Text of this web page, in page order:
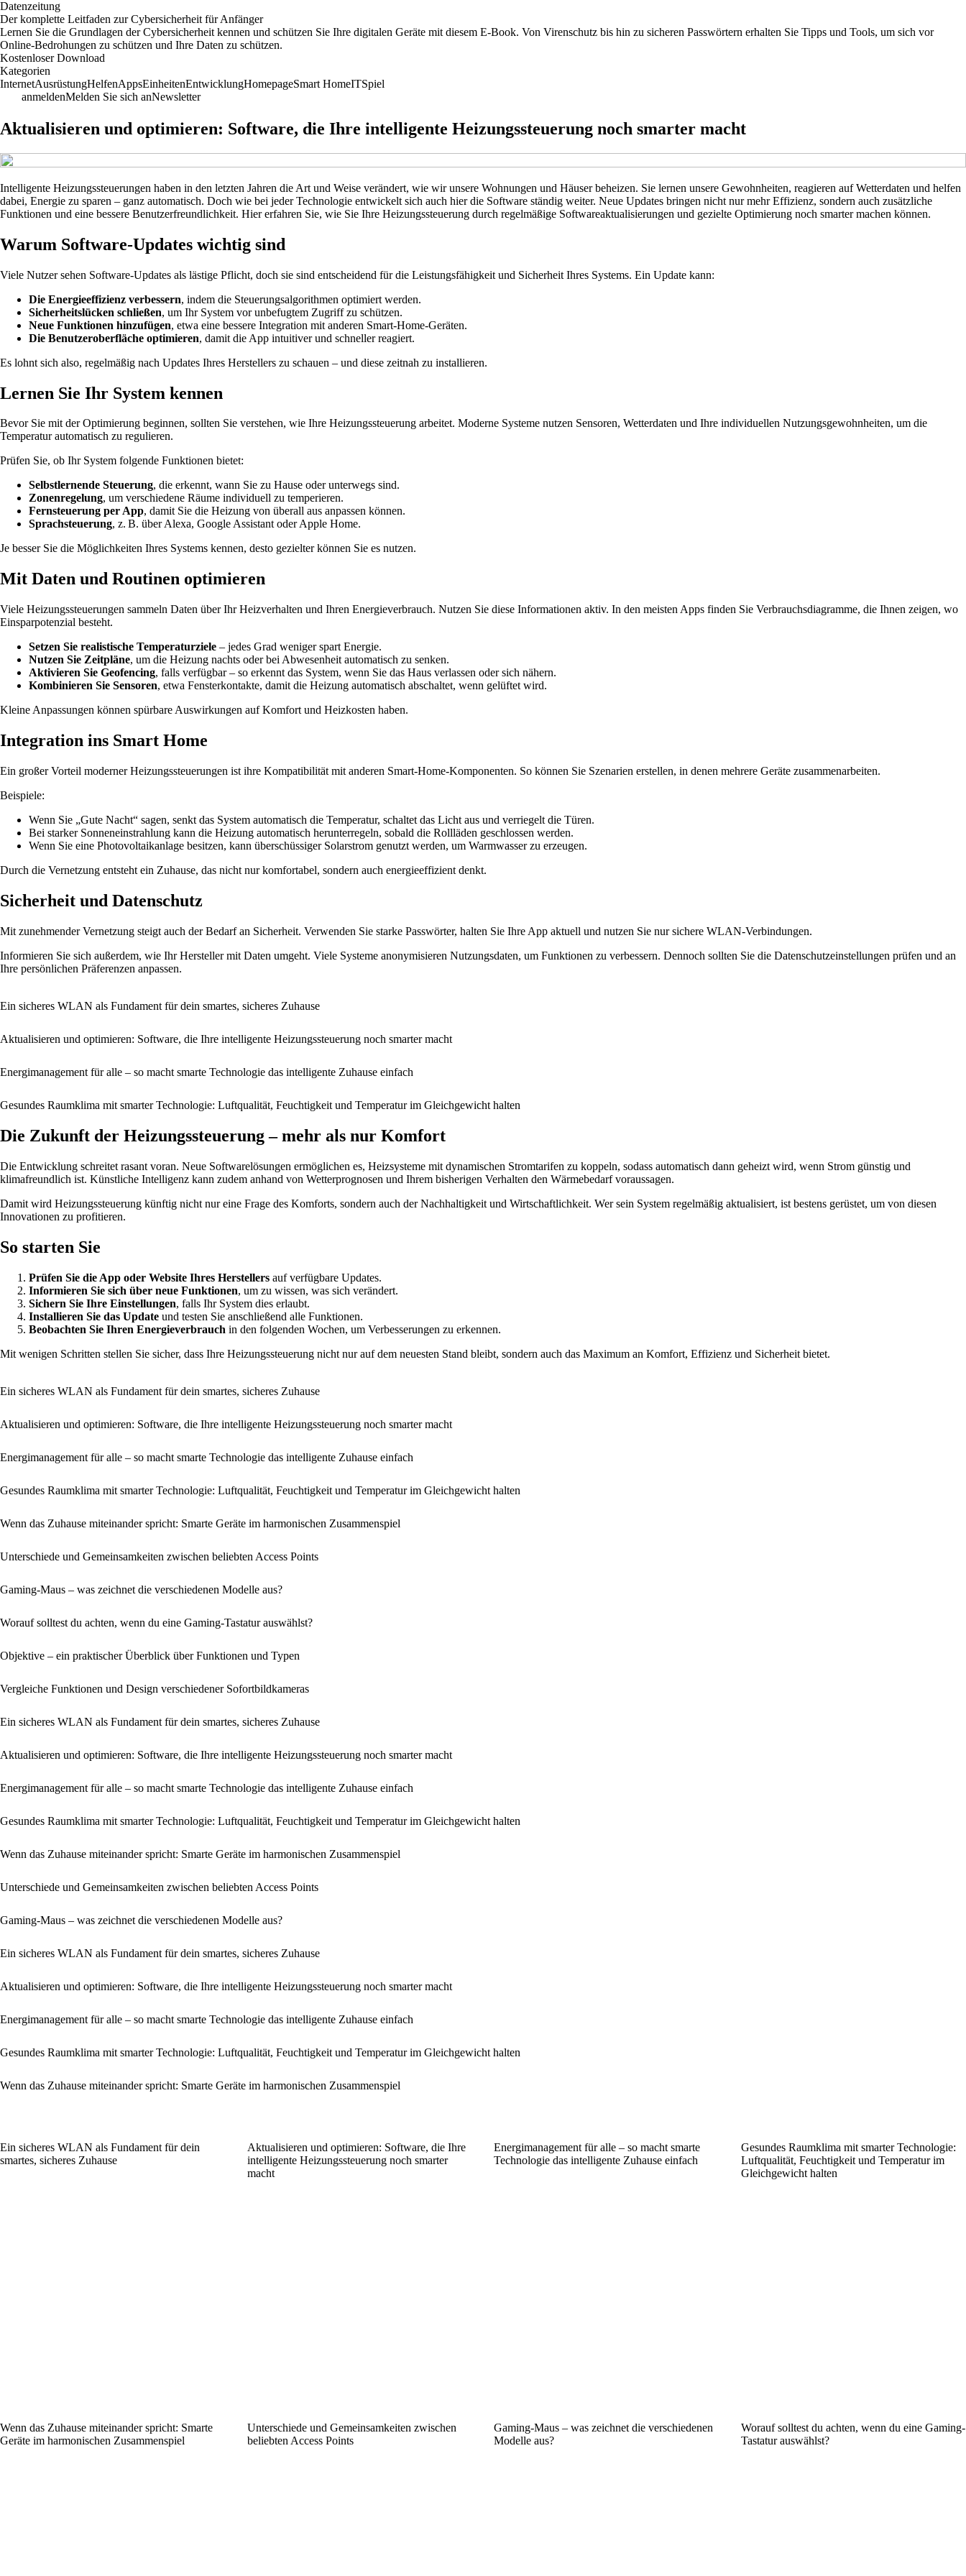
Datenzeitung
Der komplette Leitfaden zur Cybersicherheit für Anfänger
Lernen Sie die Grundlagen der Cybersicherheit kennen und schützen Sie Ihre digitalen Geräte mit diesem E-Book. Von Virenschutz bis hin zu sicheren Passwörtern erhalten Sie Tipps und Tools, um sich vor
Online-Bedrohungen zu schützen und Ihre Daten zu schützen.
Kostenloser Download
Kategorien
InternetAusrüstungHelfenAppsEinheitenEntwicklungHomepageSmart HomeITSpiel
anmeldenMelden Sie sich anNewsletter
Aktualisieren und optimieren: Software, die Ihre intelligente Heizungssteuerung noch smarter macht
Intelligente Heizungssteuerungen haben in den letzten Jahren die Art und Weise verändert, wie wir unsere Wohnungen und Häuser beheizen. Sie lernen unsere Gewohnheiten, reagieren auf Wetterdaten und helfen
dabei, Energie zu sparen – ganz automatisch. Doch wie bei jeder Technologie entwickelt sich auch hier die Software ständig weiter. Neue Updates bringen nicht nur mehr Effizienz, sondern auch zusätzliche
Funktionen und eine bessere Benutzerfreundlichkeit. Hier erfahren Sie, wie Sie Ihre Heizungssteuerung durch regelmäßige Softwareaktualisierungen und gezielte Optimierung noch smarter machen können.
Warum Software-Updates wichtig sind
Viele Nutzer sehen Software-Updates als lästige Pflicht, doch sie sind entscheidend für die Leistungsfähigkeit und Sicherheit Ihres Systems. Ein Update kann:
Die Energieeffizienz verbessern, indem die Steuerungsalgorithmen optimiert werden.
Sicherheitslücken schließen, um Ihr System vor unbefugtem Zugriff zu schützen.
Neue Funktionen hinzufügen, etwa eine bessere Integration mit anderen Smart-Home-Geräten.
Die Benutzeroberfläche optimieren, damit die App intuitiver und schneller reagiert.
Es lohnt sich also, regelmäßig nach Updates Ihres Herstellers zu schauen – und diese zeitnah zu installieren.
Lernen Sie Ihr System kennen
Bevor Sie mit der Optimierung beginnen, sollten Sie verstehen, wie Ihre Heizungssteuerung arbeitet. Moderne Systeme nutzen Sensoren, Wetterdaten und Ihre individuellen Nutzungsgewohnheiten, um die
Temperatur automatisch zu regulieren.
Prüfen Sie, ob Ihr System folgende Funktionen bietet:
Selbstlernende Steuerung, die erkennt, wann Sie zu Hause oder unterwegs sind.
Zonenregelung, um verschiedene Räume individuell zu temperieren.
Fernsteuerung per App, damit Sie die Heizung von überall aus anpassen können.
Sprachsteuerung, z. B. über Alexa, Google Assistant oder Apple Home.
Je besser Sie die Möglichkeiten Ihres Systems kennen, desto gezielter können Sie es nutzen.
Mit Daten und Routinen optimieren
Viele Heizungssteuerungen sammeln Daten über Ihr Heizverhalten und Ihren Energieverbrauch. Nutzen Sie diese Informationen aktiv. In den meisten Apps finden Sie Verbrauchsdiagramme, die Ihnen zeigen, wo
Einsparpotenzial besteht.
Setzen Sie realistische Temperaturziele – jedes Grad weniger spart Energie.
Nutzen Sie Zeitpläne, um die Heizung nachts oder bei Abwesenheit automatisch zu senken.
Aktivieren Sie Geofencing, falls verfügbar – so erkennt das System, wenn Sie das Haus verlassen oder sich nähern.
Kombinieren Sie Sensoren, etwa Fensterkontakte, damit die Heizung automatisch abschaltet, wenn gelüftet wird.
Kleine Anpassungen können spürbare Auswirkungen auf Komfort und Heizkosten haben.
Integration ins Smart Home
Ein großer Vorteil moderner Heizungssteuerungen ist ihre Kompatibilität mit anderen Smart-Home-Komponenten. So können Sie Szenarien erstellen, in denen mehrere Geräte zusammenarbeiten.
Beispiele:
Wenn Sie „Gute Nacht“ sagen, senkt das System automatisch die Temperatur, schaltet das Licht aus und verriegelt die Türen.
Bei starker Sonneneinstrahlung kann die Heizung automatisch herunterregeln, sobald die Rollläden geschlossen werden.
Wenn Sie eine Photovoltaikanlage besitzen, kann überschüssiger Solarstrom genutzt werden, um Warmwasser zu erzeugen.
Durch die Vernetzung entsteht ein Zuhause, das nicht nur komfortabel, sondern auch energieeffizient denkt.
Sicherheit und Datenschutz
Mit zunehmender Vernetzung steigt auch der Bedarf an Sicherheit. Verwenden Sie starke Passwörter, halten Sie Ihre App aktuell und nutzen Sie nur sichere WLAN-Verbindungen.
Informieren Sie sich außerdem, wie Ihr Hersteller mit Daten umgeht. Viele Systeme anonymisieren Nutzungsdaten, um Funktionen zu verbessern. Dennoch sollten Sie die Datenschutzeinstellungen prüfen und an
Ihre persönlichen Präferenzen anpassen.
Ein sicheres WLAN als Fundament für dein smartes, sicheres Zuhause
Aktualisieren und optimieren: Software, die Ihre intelligente Heizungssteuerung noch smarter macht
Energi­management für alle – so macht smarte Technologie das intelligente Zuhause einfach
Gesundes Raumklima mit smarter Technologie: Luftqualität, Feuchtigkeit und Temperatur im Gleichgewicht halten
Die Zukunft der Heizungssteuerung – mehr als nur Komfort
Die Entwicklung schreitet rasant voran. Neue Softwarelösungen ermöglichen es, Heizsysteme mit dynamischen Stromtarifen zu koppeln, sodass automatisch dann geheizt wird, wenn Strom günstig und
klimafreundlich ist. Künstliche Intelligenz kann zudem anhand von Wetterprognosen und Ihrem bisherigen Verhalten den Wärmebedarf voraussagen.
Damit wird Heizungssteuerung künftig nicht nur eine Frage des Komforts, sondern auch der Nachhaltigkeit und Wirtschaftlichkeit. Wer sein System regelmäßig aktualisiert, ist bestens gerüstet, um von diesen
Innovationen zu profitieren.
So starten Sie
Prüfen Sie die App oder Website Ihres Herstellers auf verfügbare Updates.
Informieren Sie sich über neue Funktionen, um zu wissen, was sich verändert.
Sichern Sie Ihre Einstellungen, falls Ihr System dies erlaubt.
Installieren Sie das Update und testen Sie anschließend alle Funktionen.
Beobachten Sie Ihren Energieverbrauch in den folgenden Wochen, um Verbesserungen zu erkennen.
Mit wenigen Schritten stellen Sie sicher, dass Ihre Heizungssteuerung nicht nur auf dem neuesten Stand bleibt, sondern auch das Maximum an Komfort, Effizienz und Sicherheit bietet.
Ein sicheres WLAN als Fundament für dein smartes, sicheres Zuhause
Aktualisieren und optimieren: Software, die Ihre intelligente Heizungssteuerung noch smarter macht
Energi­management für alle – so macht smarte Technologie das intelligente Zuhause einfach
Gesundes Raumklima mit smarter Technologie: Luftqualität, Feuchtigkeit und Temperatur im Gleichgewicht halten
Wenn das Zuhause miteinander spricht: Smarte Geräte im harmonischen Zusammenspiel
Unterschiede und Gemeinsamkeiten zwischen beliebten Access Points
Gaming-Maus – was zeichnet die verschiedenen Modelle aus?
Worauf solltest du achten, wenn du eine Gaming-Tastatur auswählst?
Objektive – ein praktischer Überblick über Funktionen und Typen
Vergleiche Funktionen und Design verschiedener Sofortbildkameras
Ein sicheres WLAN als Fundament für dein smartes, sicheres Zuhause
Aktualisieren und optimieren: Software, die Ihre intelligente Heizungssteuerung noch smarter macht
Energi­management für alle – so macht smarte Technologie das intelligente Zuhause einfach
Gesundes Raumklima mit smarter Technologie: Luftqualität, Feuchtigkeit und Temperatur im Gleichgewicht halten
Wenn das Zuhause miteinander spricht: Smarte Geräte im harmonischen Zusammenspiel
Unterschiede und Gemeinsamkeiten zwischen beliebten Access Points
Gaming-Maus – was zeichnet die verschiedenen Modelle aus?
Ein sicheres WLAN als Fundament für dein smartes, sicheres Zuhause
Aktualisieren und optimieren: Software, die Ihre intelligente Heizungssteuerung noch smarter macht
Energi­management für alle – so macht smarte Technologie das intelligente Zuhause einfach
Gesundes Raumklima mit smarter Technologie: Luftqualität, Feuchtigkeit und Temperatur im Gleichgewicht halten
Wenn das Zuhause miteinander spricht: Smarte Geräte im harmonischen Zusammenspiel
Ein sicheres WLAN als Fundament für dein
smartes, sicheres Zuhause
Aktualisieren und optimieren: Software, die Ihre
intelligente Heizungssteuerung noch smarter
macht
Energi­management für alle – so macht smarte
Technologie das intelligente Zuhause einfach
Gesundes Raumklima mit smarter Technologie:
Luftqualität, Feuchtigkeit und Temperatur im
Gleichgewicht halten
Wenn das Zuhause miteinander spricht: Smarte
Geräte im harmonischen Zusammenspiel
Unterschiede und Gemeinsamkeiten zwischen
beliebten Access Points
Gaming-Maus – was zeichnet die verschiedenen
Modelle aus?
Worauf solltest du achten, wenn du eine Gaming-
Tastatur auswählst?